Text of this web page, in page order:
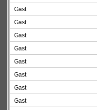
Gast
Gast
Gast
Gast
Gast
Gast
Gast
Gast